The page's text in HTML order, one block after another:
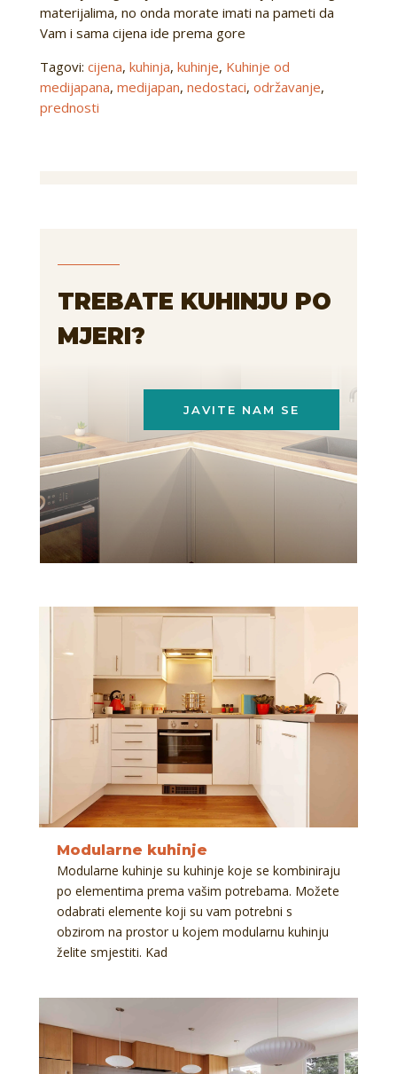
materijalima, no onda morate imati na pameti da
Vam i sama cijena ide prema gore
Tagovi: cijena, kuhinja, kuhinje, Kuhinje od
medijapana, medijapan, nedostaci, održavanje,
prednosti
TREBATE KUHINJU PO
MJERI?
JAVITE NAM SE
Modularne kuhinje
Modularne kuhinje su kuhinje koje se kombiniraju
po elementima prema vašim potrebama. Možete
odabrati elemente koji su vam potrebni s
obzirom na prostor u kojem modularnu kuhinju
želite smjestiti. Kad